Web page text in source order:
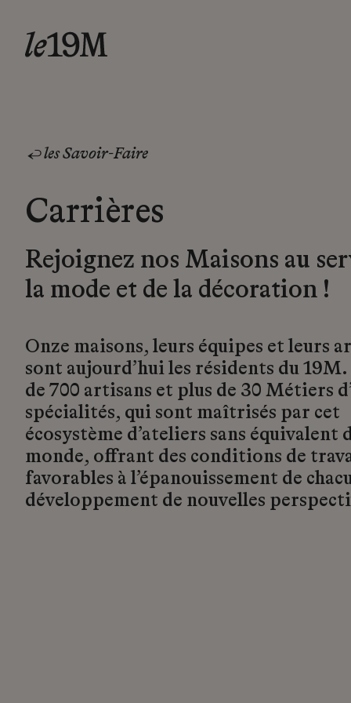
les Savoir-Faire
Carrières
Rejoignez nos Maisons au
la mode et de la décoration !
Onze maisons, leurs équipes et leurs
sont aujourd’hui les résidents du
de 700 artisans et plus de 30 Métiers
spécialités, qui sont maîtrisés par cet
écosystème d’ateliers sans équivalent
monde, offrant des conditions de
favorables à l’épanouissement de
développement de nouvelles